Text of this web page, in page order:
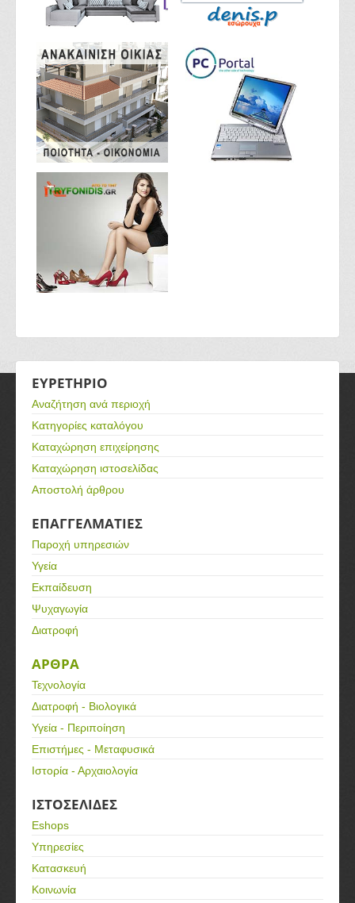
ΕΥΡΕΤΗΡΙΟ
Αναζήτηση ανά περιοχή
Κατηγορίες καταλόγου
Καταχώρηση επιχείρησης
Καταχώρηση ιστοσελίδας
Αποστολή άρθρου
ΕΠΑΓΓΕΛΜΑΤΙΕΣ
Παροχή υπηρεσιών
Υγεία
Εκπαίδευση
Ψυχαγωγία
Διατροφή
ΑΡΘΡΑ
Τεχνολογία
Διατροφή - Βιολογικά
Υγεία - Περιποίηση
Επιστήμες - Μεταφυσικά
Ιστορία - Αρχαιολογία
ΙΣΤΟΣΕΛΙΔΕΣ
Eshops
Υπηρεσίες
Κατασκευή
Κοινωνία